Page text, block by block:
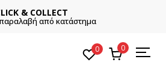
& COLLECT
από κατάστημα
0 0